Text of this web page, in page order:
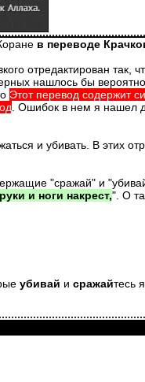
в переводе
отредактирован
нашлось бы
Этот перевод содержит
. Ошибок в нем я нашел
и убивать. В этих
"сражай" и
и ноги накрест,". О
убивай и сражайтесь